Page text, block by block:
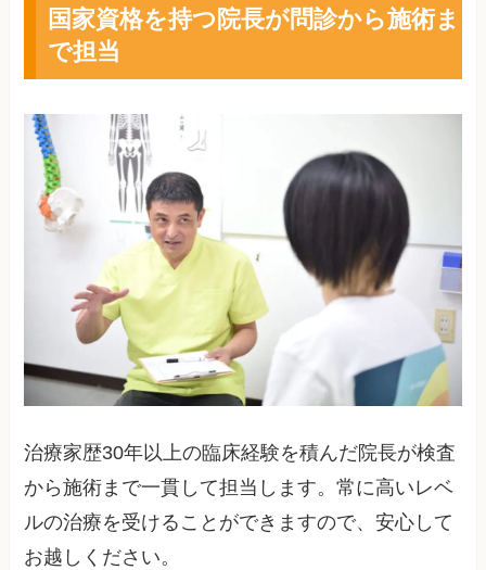
国家資格を持つ院長が問診から施術ま
で担当
治療家歴30年以上の臨床経験を積んだ院長が検査
から施術まで一貫して担当します。常に高いレベ
ルの治療を受けることができますので、安心して
お越しください。